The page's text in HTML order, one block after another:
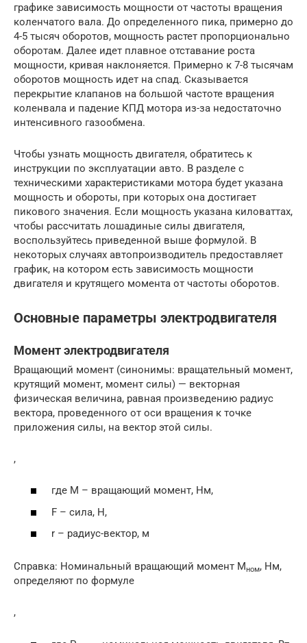
графике зависимость мощности от частоты вращения
коленчатого вала. До определенного пика, примерно до
4-5 тысяч оборотов, мощность растет пропорционально
оборотам. Далее идет плавное отставание роста
мощности, кривая наклоняется. Примерно к 7-8 тысячам
оборотов мощность идет на спад. Сказывается
перекрытие клапанов на большой частоте вращения
коленвала и падение КПД мотора из-за недостаточно
интенсивного газообмена.
Чтобы узнать мощность двигателя, обратитесь к
инструкции по эксплуатации авто. В разделе с
техническими характеристиками мотора будет указана
мощность и обороты, при которых она достигает
пикового значения. Если мощность указана киловаттах,
чтобы рассчитать лошадиные силы двигателя,
воспользуйтесь приведенной выше формулой. В
некоторых случаях автопроизводитель предоставляет
график, на котором есть зависимость мощности
двигателя и крутящего момента от частоты оборотов.
Основные параметры электродвигателя
Момент электродвигателя
Вращающий момент (синонимы: вращательный момент,
крутящий момент, момент силы) — векторная
физическая величина, равная произведению радиус
вектора, проведенного от оси вращения к точке
приложения силы, на вектор этой силы.
,
где M – вращающий момент, Нм,
F – сила, Н,
r – радиус-вектор, м
Справка: Номинальный вращающий момент Мном, Нм,
определяют по формуле
,